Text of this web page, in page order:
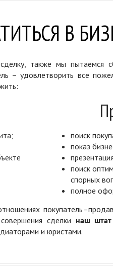
В
также мы пытаемся
– удовлетворить все
поиск
показ
поиск
спорных
полное
сделки наш
и юристами.